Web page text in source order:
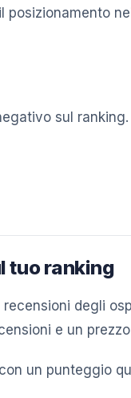
sul ranking.
tuo ranking
degli
e un
un punteggio